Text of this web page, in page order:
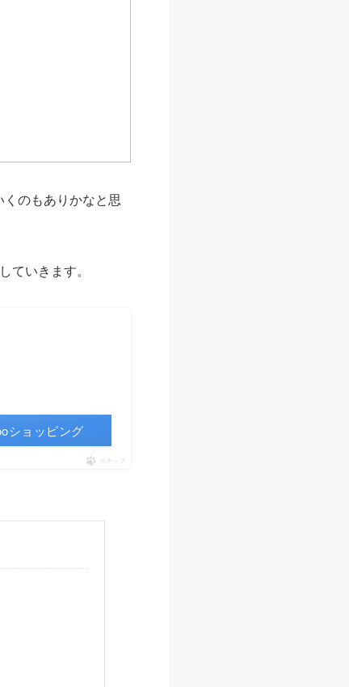
のもありかなと思
いきます。
ショッピング
ポチップ